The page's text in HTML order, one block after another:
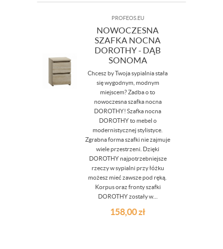
PROFEOS.EU
NOWOCZESNA
SZAFKA NOCNA
DOROTHY - DĄB
SONOMA
Chcesz by Twoja sypialnia stała
się wygodnym, modnym
miejscem? Zadba o to
nowoczesna szafka nocna
DOROTHY! Szafka nocna
DOROTHY to mebel o
modernistycznej stylistyce.
Zgrabna forma szafki nie zajmuje
wiele przestrzeni. Dzięki
DOROTHY najpotrzebniejsze
rzeczy w sypialni przy łóżku
możesz mieć zawsze pod ręką.
Korpus oraz fronty szafki
DOROTHY zostały w...
158,00zł